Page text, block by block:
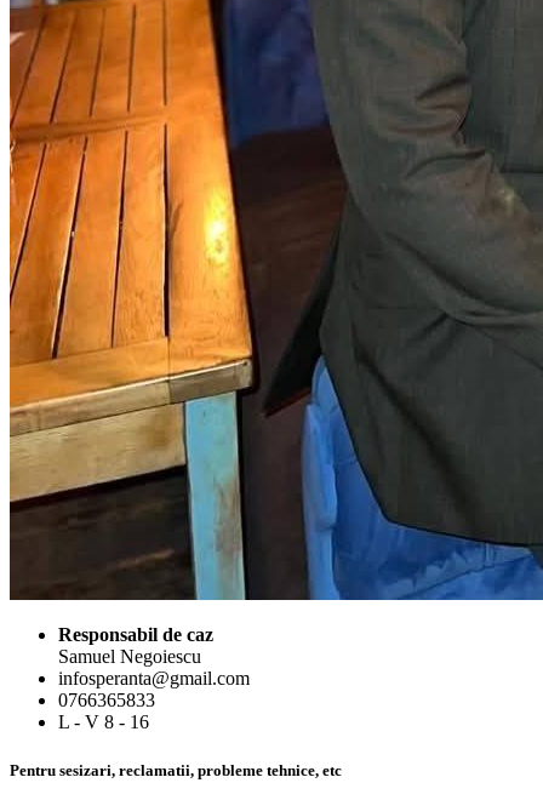
Responsabil de caz
Samuel Negoiescu
infosperanta@gmail.com
0766365833
L - V 8 - 16
Pentru sesizari, reclamatii, probleme tehnice, etc